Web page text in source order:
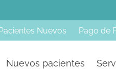
Nuevos Pago de
Nuevos pacientes